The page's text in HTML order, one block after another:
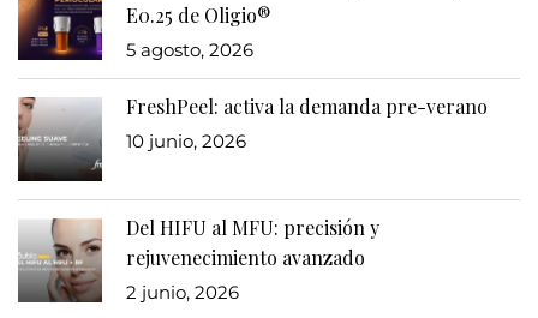
E0.25 de Oligio®
5 agosto, 2026
FreshPeel: activa la demanda pre-verano
10 junio, 2026
Del HIFU al MFU: precisión y
rejuvenecimiento avanzado
2 junio, 2026